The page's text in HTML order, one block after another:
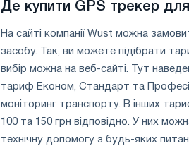
Де купити GPS трекер
На сайті компанії Wust можна
засобу. Так, ви можете підібрати
вибір можна на веб-сайті. Тут
тариф Економ, Стандарт та
моніторинг транспорту. В інших
100 та 150 грн відповідно. У них
технічну допомогу з будь-яких